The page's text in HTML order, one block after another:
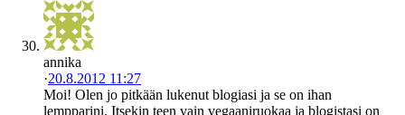
annika
·20.8.2012 11:27
Moi! Olen jo pitkään lukenut blogiasi ja se on ihan
lempparini. Itsekin teen vain vegaaniruokaa ja blogistasi on